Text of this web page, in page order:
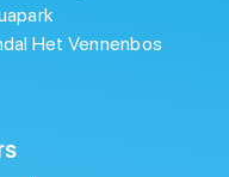
Het Vennenbos